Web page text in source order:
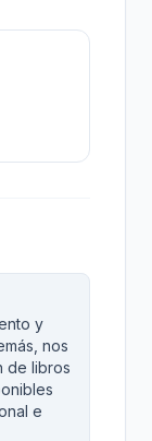
y
nos
de libros
e